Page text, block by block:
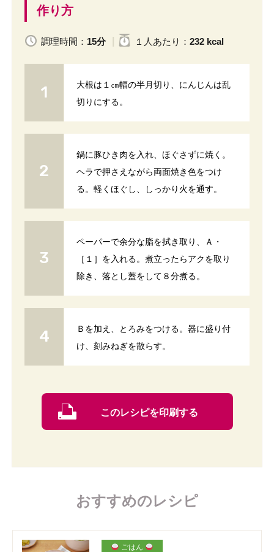
作り方
調理時間： 15分 １人 あたり ： 232 kcal
大根は１㎝幅の半月切り、にんじんは乱
切りにする。
鍋に豚ひき肉を入れ、ほぐさずに焼く。
ヘラで押さえながら両面焼き色をつけ
る。軽くほぐし、しっかり火を通す。
ペーパーで余分な脂を拭き取り、Ａ・
［１］を入れる。煮立ったらアクを取り
除き、落とし蓋をして８分煮る。
Ｂを加え、とろみをつける。器に盛り付
け、刻みねぎを散らす。
このレシピを印刷する
おすすめのレシピ
ごはん